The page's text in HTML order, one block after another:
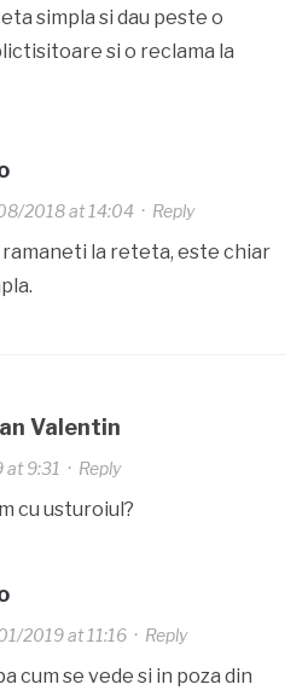
simpla si dau peste o
si o reclama la
2018 at 14:04· Reply
ramaneti la reteta, este chiar
Valentin
9:31 · Reply
cu usturoiul?
2019 at 11:16· Reply
cum se vede si in poza din